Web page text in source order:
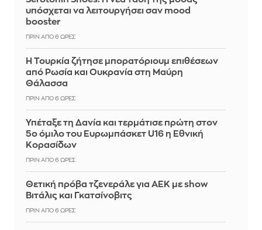
υπόσχεται να λειτουργήσει σαν mood
booster
ΠΡΙΝ ΑΠΌ 6 ΏΡΕΣ
Η Τουρκία ζήτησε μπορατόριουμ επιθέσεων
από Ρωσία και Ουκρανία στη Μαύρη
Θάλασσα
ΠΡΙΝ ΑΠΌ 6 ΏΡΕΣ
Υπέταξε τη Δανία και τερμάτισε πρώτη στον
5ο όμιλο του Ευρωμπάσκετ U16 η Εθνική
Κορασίδων
ΠΡΙΝ ΑΠΌ 6 ΏΡΕΣ
Θετική πρόβα τζενεράλε για ΑΕΚ με show
Βιτάλις και Γκατσίνοβιτς
ΠΡΙΝ ΑΠΌ 6 ΏΡΕΣ